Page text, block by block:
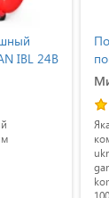
для
2,2
між цим
kompressory/
-